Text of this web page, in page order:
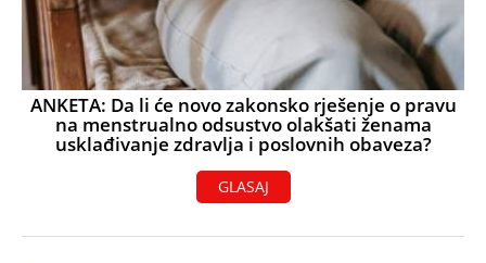
ANKETA: Da li će novo zakonsko rješenje o pravu
na menstrualno odsustvo olakšati ženama
usklađivanje zdravlja i poslovnih obaveza?
GLASAJ